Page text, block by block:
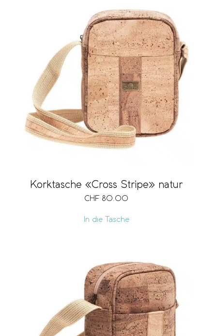
Korktasche «Cross Stripe» natur
CHF 80.00
In die Tasche